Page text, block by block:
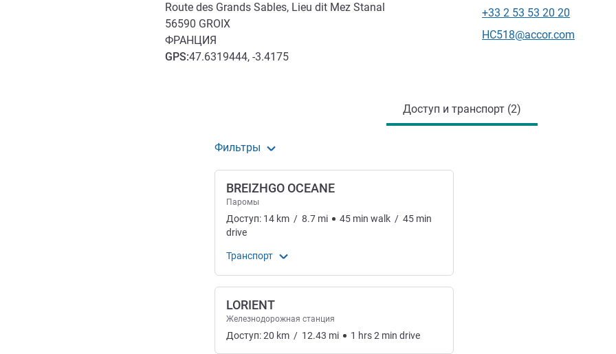
Route des Grands Sables, Lieu dit Mez Stanal
56590 GROIX
ФРАНЦИЯ
GPS:47.6319444, -3.4175
Телефон
+33 2 53 53 20 20
Контактный адрес
HC518@accor.com
Доступ и транспорт (2)
Фильтры
BREIZHGO OCEANE
Паромы
Доступ: 14 km / 8.7 mi 45 min walk / 45 min
drive
Транспорт
LORIENT
Железнодорожная станция
Доступ:20 km / 12.43 mi 1 hrs2 min drive